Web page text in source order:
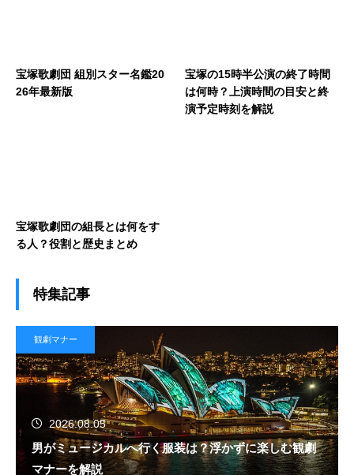
宝塚歌劇団 組別スター名鑑20
26年最新版
宝塚の15時半公演の終了時間
は何時？上演時間の目安と終
演予定時刻を解説
宝塚歌劇団の組長とは何をす
る人？役割と歴史まとめ
特集記事
観劇マナー
2026.08.05
男がミュージカルへ行く服装は？浮かずに楽しむ観劇
マナーを解説